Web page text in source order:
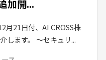
加開...
月21日付、AI CROSS株
します。 〜セキュリ...